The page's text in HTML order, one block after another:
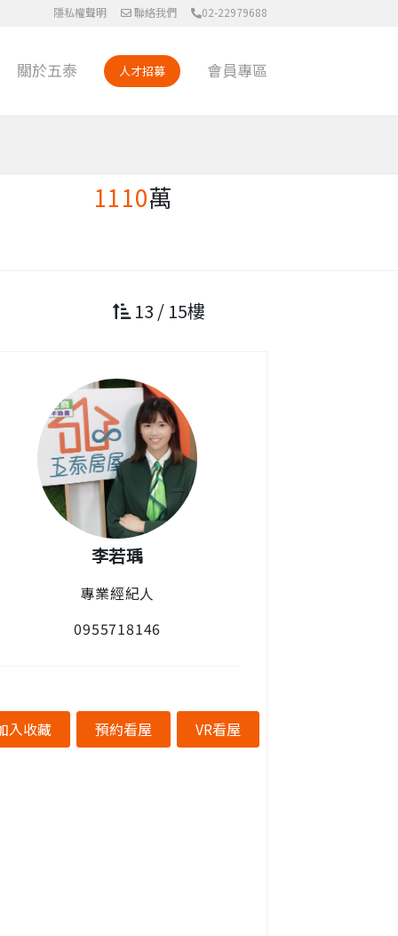
02-22979688
聯絡我們
隱私權聲明
會員專區
人才招募
關於五泰
1110萬
13 / 15樓
李若瑀
專業經紀人
0955718146
入收藏 預約看屋 VR看屋